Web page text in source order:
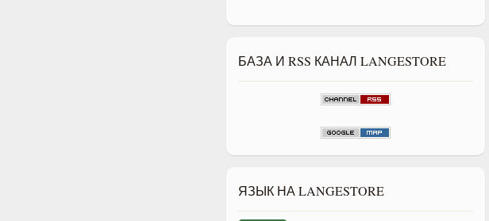
БАЗА И RSS КАНАЛ LANGESTORE
ЯЗЫК НА LANGESTORE